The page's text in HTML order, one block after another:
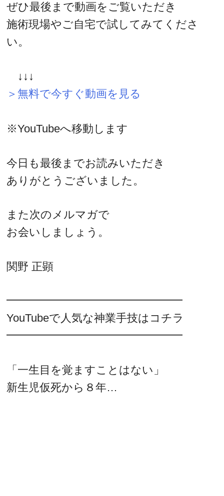
ぜひ最後まで動画をご覧いただき
施術現場やご自宅で試してみてくださ
い。
↓↓↓
＞無料で今すぐ動画を見る
※YouTubeへ移動します
今日も最後までお読みいただき
ありがとうございました。
また次のメルマガで
お会いしましょう。
関野 正顕
━━━━━━━━━━━━━━━━
YouTubeで人気な神業手技はコチラ
━━━━━━━━━━━━━━━━
「一生目を覚ますことはない」
新生児仮死から８年…